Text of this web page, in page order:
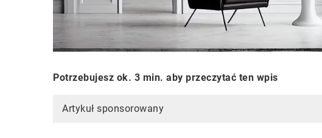
Potrzebujesz ok. 3 min. aby przeczytać ten wpis
Artykuł sponsorowany